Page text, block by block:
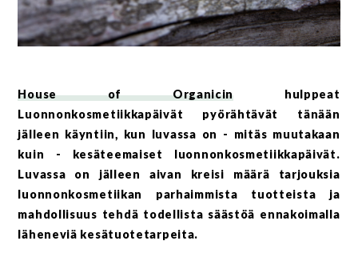
House of Organicin hulppeat
Luonnonkosmetiikkapäivät pyörähtävät tänään
jälleen käyntiin, kun luvassa on - mitäs muutakaan
kuin - kesäteemaiset luonnonkosmetiikkapäivät.
Luvassa on jälleen aivan kreisi määrä tarjouksia
luonnonkosmetiikan parhaimmista tuotteista ja
mahdollisuus tehdä todellista säästöä ennakoimalla
läheneviä kesätuotetarpeita.